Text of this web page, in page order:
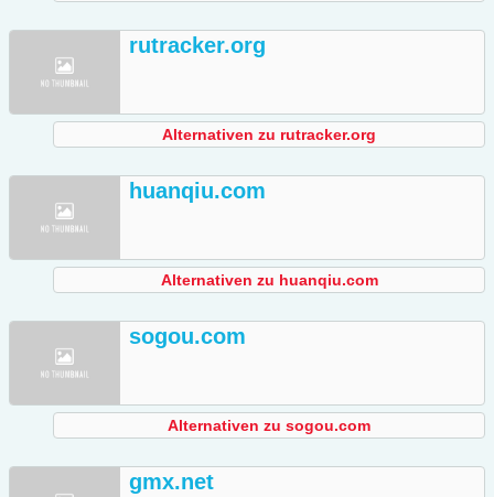
rutracker.org
Alternativen zu rutracker.org
huanqiu.com
Alternativen zu huanqiu.com
sogou.com
Alternativen zu sogou.com
gmx.net